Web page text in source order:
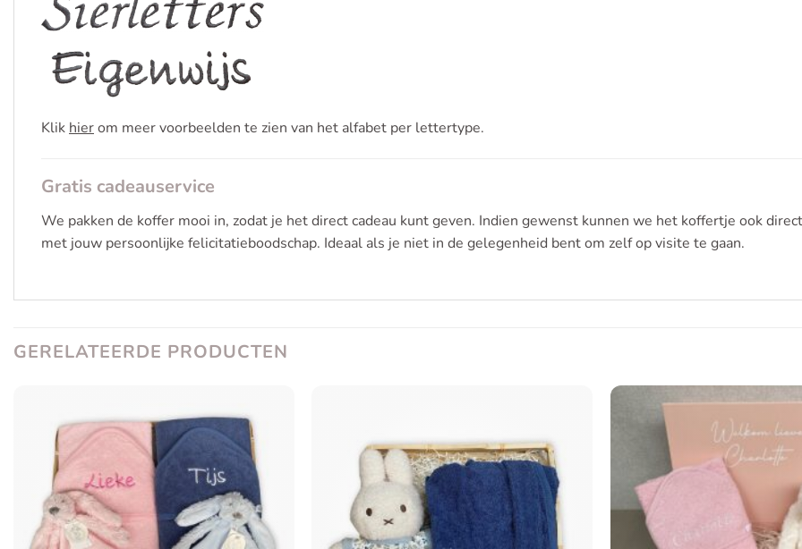
Klik hierom meer voorbeelden te zien van het alfabet per lettertype.
Gratis cadeauservice
We pakken de koffer mooi in, zodat je het direct cadeau kunt geven. Indien gewenst kunnen we het koffertje ook
met jouw persoonlijke felicitatieboodschap. Ideaal als je niet in de gelegenheid bent om zelf op visite te gaan.
GERELATEERDE PRODUCTEN
Toevoegen
aan
verlanglijst
aan
verlanglijst